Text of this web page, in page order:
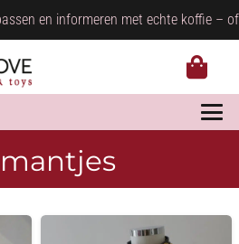
en informeren met echte koffie –